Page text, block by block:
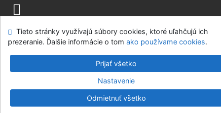
Mapa stránok Prístupnosť
Súkromie
Modul OpenSearch
Napíšte nám Nastavenie cookies
Knižnica Ružinov Bratislava
v.4.8.63a-Cosmotron Slovakia, s.r.o.
Tieto stránky využívajú súbory cookies, ktoré uľahčujú ich
prezeranie. Ďalšie informácie o tom ako používame cookies.
Prijať všetko
Nastavenie
Odmietnuť všetko